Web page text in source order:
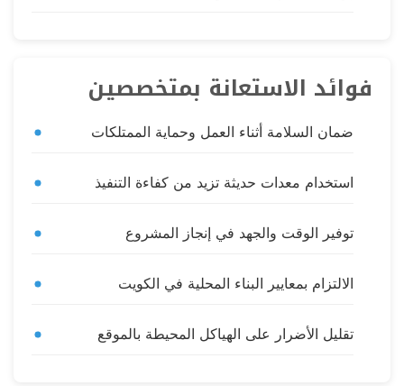
فوائد الاستعانة بمتخصصين
ضمان السلامة أثناء العمل وحماية الممتلكات
استخدام معدات حديثة تزيد من كفاءة التنفيذ
توفير الوقت والجهد في إنجاز المشروع
الالتزام بمعايير البناء المحلية في الكويت
تقليل الأضرار على الهياكل المحيطة بالموقع